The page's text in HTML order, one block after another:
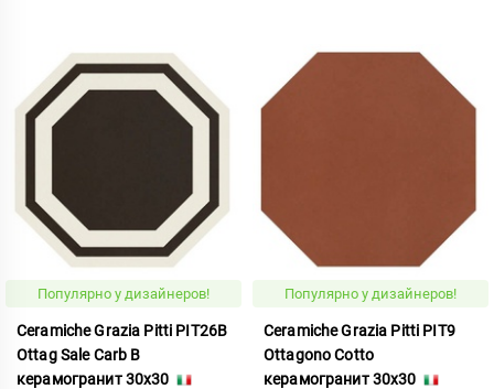
Популярно у дизайнеров!
Ceramiche Grazia Pitti PIT26B
Ottag Sale Carb B
керамогранит 30x30
Популярно у дизайнеров!
Ceramiche Grazia Pitti PIT9
Ottagono Cotto
керамогранит 30x30